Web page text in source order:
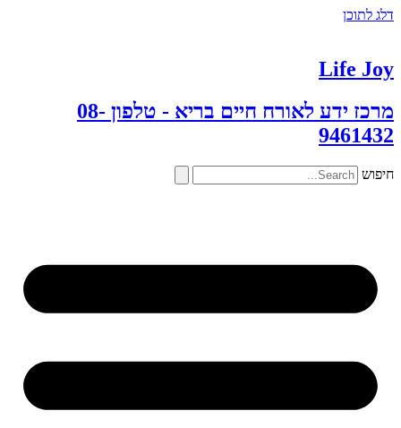
דלג לתוכן
Life Joy
מרכז ידע לאורח חיים בריא - טלפון 08-
9461432
חיפוש